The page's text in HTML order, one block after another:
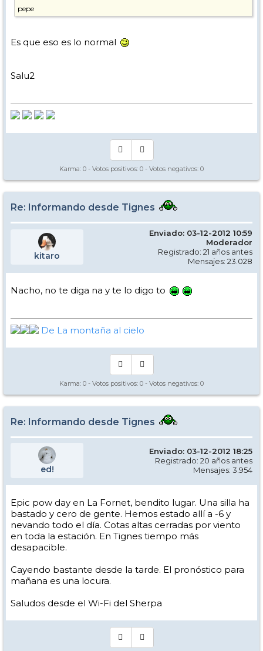
pepe
Es que eso es lo normal
Salu2
Karma: 0 - Votos positivos: 0 - Votos negativos: 0
Re: Informando desde Tignes
kitaro
Enviado: 03-12-2012 10:59
Moderador
Registrado: 21 años antes
Mensajes: 23.028
Nacho, no te diga na y te lo digo to
De La montaña al cielo
Karma: 0 - Votos positivos: 0 - Votos negativos: 0
Re: Informando desde Tignes
ed!
Enviado: 03-12-2012 18:25
Registrado: 20 años antes
Mensajes: 3.954
Epic pow day en La Fornet, bendito lugar. Una silla ha
bastado y cero de gente. Hemos estado allí a -6 y
nevando todo el día. Cotas altas cerradas por viento
en toda la estación. En Tignes tiempo más
desapacible.
Cayendo bastante desde la tarde. El pronóstico para
mañana es una locura.
Saludos desde el Wi-Fi del Sherpa